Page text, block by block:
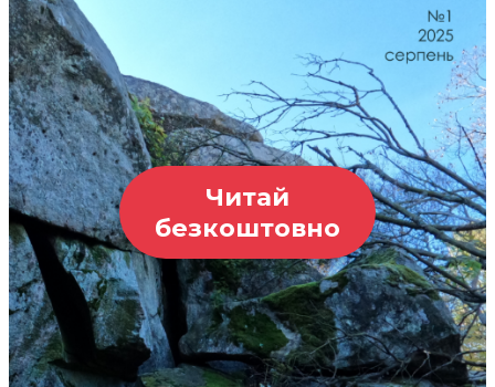
Читай
безкоштовно